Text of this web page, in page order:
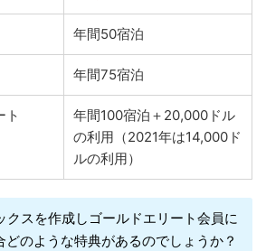
年間50宿泊
年間75宿泊
ト
年間100宿泊＋20,000ドル
の利用（2021年は14,000ド
ルの利用）
クスを作成しゴールドエリート会員に
どのような特典があるのでしょうか？